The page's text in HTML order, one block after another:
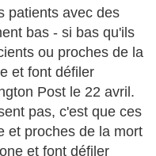
patients avec des
bas - si bas qu'ils
ou proches de la
et font défiler
Post le 22 avril.
pas, c'est que ces
et proches de la mort
et font défiler